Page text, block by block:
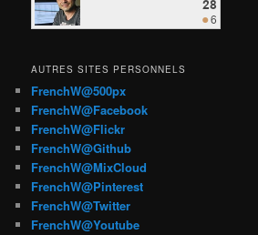
AUTRES SITES PERSONNELS
FrenchW@500px
FrenchW@Facebook
FrenchW@Flickr
FrenchW@Github
FrenchW@MixCloud
FrenchW@Pinterest
FrenchW@Twitter
FrenchW@Youtube